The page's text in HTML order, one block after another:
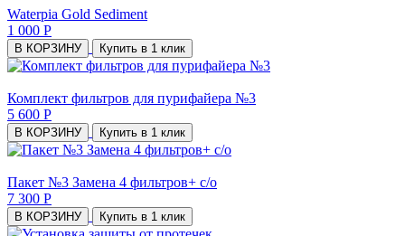
Waterpia Gold Sediment
1 000 Р
В КОРЗИНУ Купить в 1 клик
Комплект фильтров для пурифайера №3
5 600 Р
В КОРЗИНУ Купить в 1 клик
Пакет №3 Замена 4 фильтров+ с/о
7 300 Р
В КОРЗИНУ Купить в 1 клик